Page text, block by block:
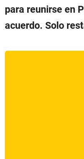
para reunirse en
acuerdo. Solo